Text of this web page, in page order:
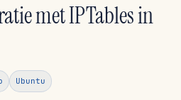
met IPTables in
Ubuntu